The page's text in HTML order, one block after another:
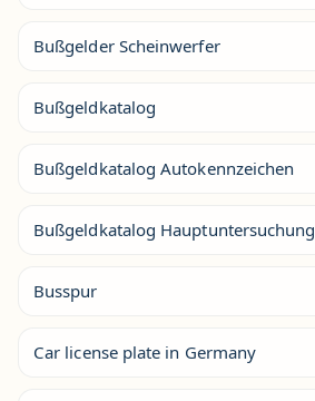
Bußgelder Scheinwerfer
Bußgeldkatalog
Bußgeldkatalog Autokennzeichen
Bußgeldkatalog Hauptuntersuchung
Busspur
Car license plate in Germany